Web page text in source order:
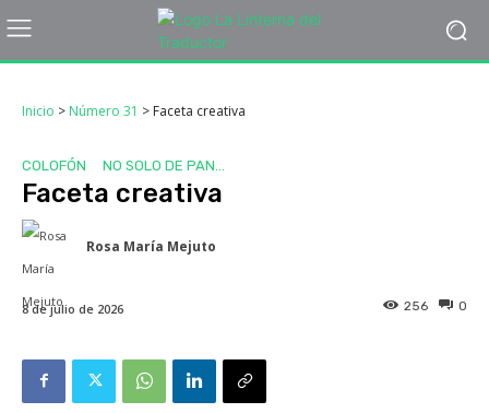
Inicio > Número 31 > Faceta creativa
COLOFÓN NO SOLO DE PAN...
Faceta creativa
Rosa María Mejuto
8 de julio de 2026 0
256